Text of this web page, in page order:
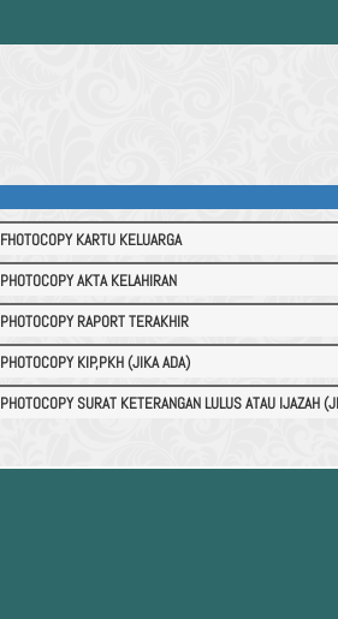
FHOTOCOPY KARTU KELUARGA
PHOTOCOPY AKTA KELAHIRAN
PHOTOCOPY RAPORT TERAKHIR
PHOTOCOPY KIP,PKH (JIKA ADA)
PHOTOCOPY SURAT KETERANGAN LULUS ATAU IJAZAH